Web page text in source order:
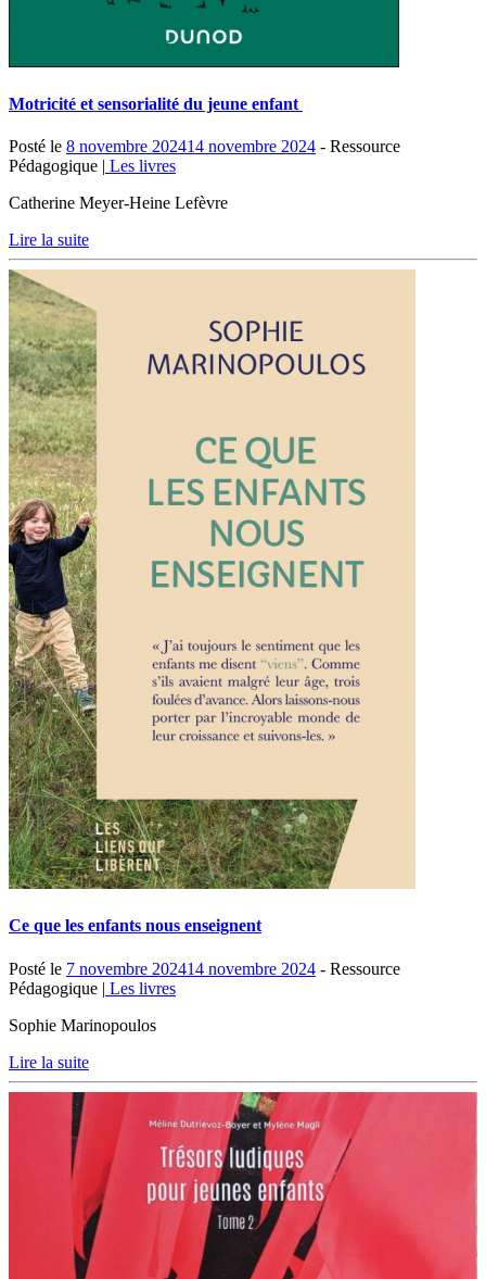
Motricité et sensorialité du jeune enfant
Posté le 8 novembre 202414 novembre 2024 - Ressource
Pédagogique | Les livres
Catherine Meyer-Heine Lefèvre
Lire la suite
Ce que les enfants nous enseignent
Posté le 7 novembre 202414 novembre 2024 - Ressource
Pédagogique | Les livres
Sophie Marinopoulos
Lire la suite